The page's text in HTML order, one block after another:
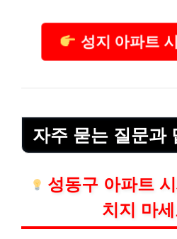
성지 아파트
자주 묻는 질문과
성동구 아파트
치지 마